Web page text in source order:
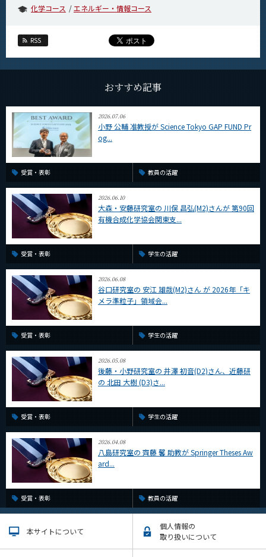
化学コース
エネルギー・情報コース
RSS
おすすめ記事
2026.07.06
小野 公輔 准教授が Science Tokyo GAP FUND Pr
og...
受賞・表彰 教員の活躍
2026.06.10
大森・安藤研究室の 川俣 昌弘(M2)さんが 第90回
有機合成化学協会関東支...
受賞・表彰 学生の活躍
2026.06.08
谷口研究室の 安江 雄哉(M2)さん が 2026年「キ
メラ準粒子」領域会...
受賞・表彰 学生の活躍
2026.05.08
後藤・小野研究室の 井澤 初音(D2)さん、近藤研
の 北田 大樹 (D3)さ...
受賞・表彰 学生の活躍
2026.04.08
八島研究室の 齊藤 馨 助教が Springer Theses Aw
ard...
受賞・表彰 教員の活躍
本サイトについて
個人情報の
取り扱いについて
CLOSE